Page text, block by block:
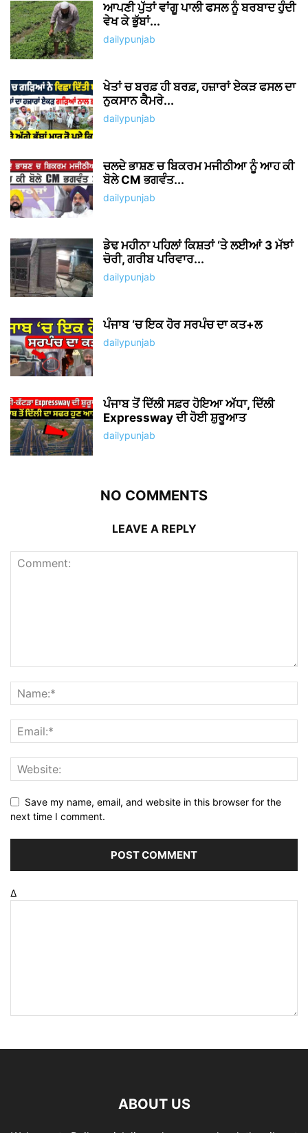
ਆਪਣੀ ਪੁੱਤਾਂ ਵਾਂਗੂ ਪਾਲੀ ਫਸਲ ਨੂੰ ਬਰਬਾਦ ਹੁੰਦੀ
ਵੇਖ ਕੇ ਭੁੱਬਾਂ...
dailypunjab
ਖੇਤਾਂ ਚ ਬਰਫ਼ ਹੀ ਬਰਫ਼, ਹਜ਼ਾਰਾਂ ਏਕੜ ਫਸਲ ਦਾ
ਨੁਕਸਾਨ ਕੈਮਰੇ...
dailypunjab
ਚਲਦੇ ਭਾਸ਼ਣ ਚ ਬਿਕਰਮ ਮਜੀਠੀਆ ਨੂੰ ਆਹ ਕੀ
ਬੋਲੇ CM ਭਗਵੰਤ...
dailypunjab
ਡੇਢ ਮਹੀਨਾ ਪਹਿਲਾਂ ਕਿਸ਼ਤਾਂ ‘ਤੇ ਲਈਆਂ 3 ਮੱਝਾਂ
ਚੋਰੀ, ਗਰੀਬ ਪਰਿਵਾਰ...
dailypunjab
ਪੰਜਾਬ ‘ਚ ਇਕ ਹੋਰ ਸਰਪੰਚ ਦਾ ਕਤ+ਲ
dailypunjab
ਪੰਜਾਬ ਤੋਂ ਦਿੱਲੀ ਸਫ਼ਰ ਹੋਇਆ ਅੱਧਾ, ਦਿੱਲੀ
Expressway ਦੀ ਹੋਈ ਸ਼ੁਰੂਆਤ
dailypunjab
NO COMMENTS
LEAVE A REPLY
Save my name, email, and website in this browser for the
next time I comment.
Δ
ABOUT US